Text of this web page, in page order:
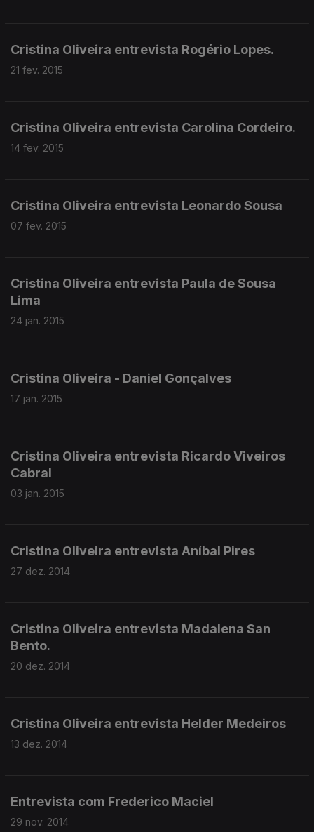
Cristina Oliveira entrevista Rogério Lopes.
21 fev. 2015
Cristina Oliveira entrevista Carolina Cordeiro.
14 fev. 2015
Cristina Oliveira entrevista Leonardo Sousa
07 fev. 2015
Cristina Oliveira entrevista Paula de Sousa
Lima
24 jan. 2015
Cristina Oliveira - Daniel Gonçalves
17 jan. 2015
Cristina Oliveira entrevista Ricardo Viveiros
Cabral
03 jan. 2015
Cristina Oliveira entrevista Aníbal Pires
27 dez. 2014
Cristina Oliveira entrevista Madalena San
Bento.
20 dez. 2014
Cristina Oliveira entrevista Helder Medeiros
13 dez. 2014
Entrevista com Frederico Maciel
29 nov. 2014